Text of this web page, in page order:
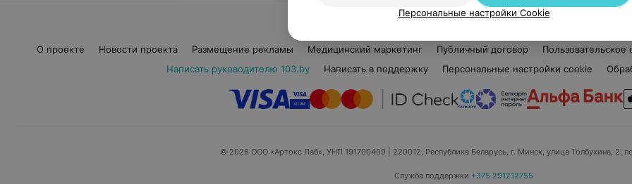
О проекте Новости проекта Размещение рекламы Медицинский маркетинг Публичный договор Пользовательское
Написать руководителю 103.by
Написать в поддержку Персональные настройки cookie
© 2026 ООО «Артокс Лаб», УНП 191700409 | 220012, Республика Беларусь, г. Минск, улица Толбухина, 2,
Служба поддержки +375 291212755
Персональные настройки Cookie